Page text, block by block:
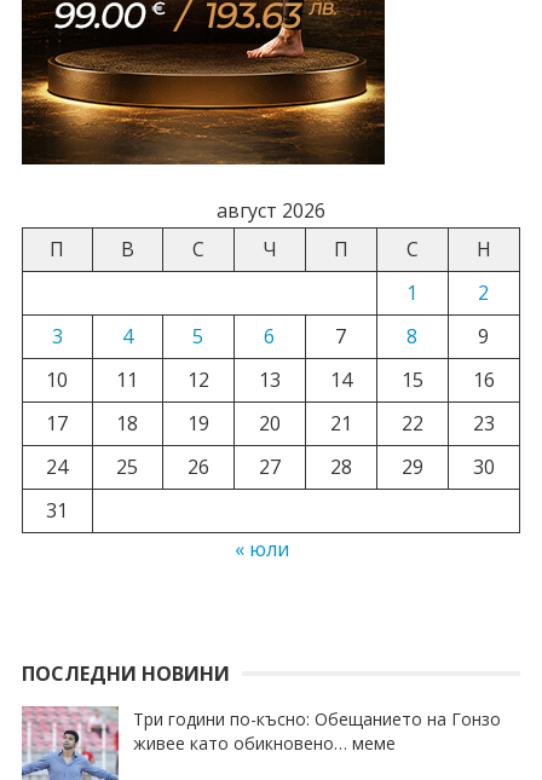
август 2026
П
В С Ч П С
Н
1
2
3
4 5 6 7 8
9
10
11 12 13 14 15
16
17
18 19 20 21 22
23
24
25 26 27 28 29
30
31
« юли
ПОСЛЕДНИ НОВИНИ
Три години по-късно: Обещанието на Гонзо
живее като обикновено… меме